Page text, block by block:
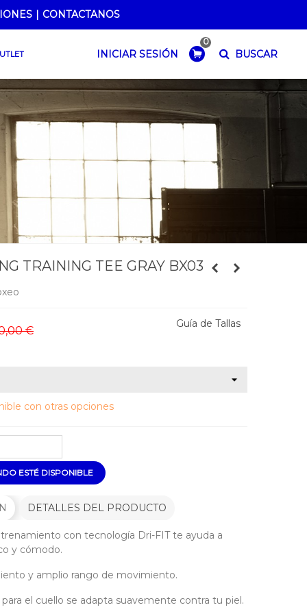
| CONTACTANOS
INICIAR SESIÓN
0
BUSCAR
TRAINING TEE GRAY BX03
€
Guía de Tallas
con otras opciones
ESTÉ DISPONIBLE
DETALLES DEL PRODUCTO
con tecnología Dri-FIT te ayuda a
y cómodo.
y amplio rango de movimiento.
el cuello se adapta suavemente contra tu piel.